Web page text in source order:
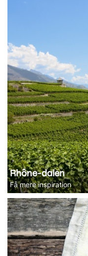
Rhône-dalen
Få mere inspiration